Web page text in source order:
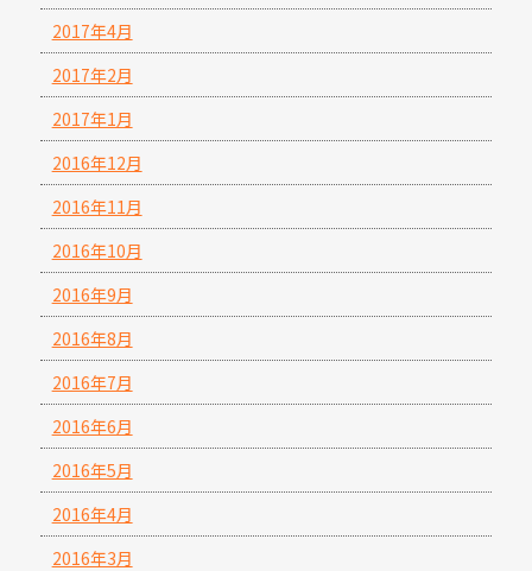
2017年4月
2017年2月
2017年1月
2016年12月
2016年11月
2016年10月
2016年9月
2016年8月
2016年7月
2016年6月
2016年5月
2016年4月
2016年3月